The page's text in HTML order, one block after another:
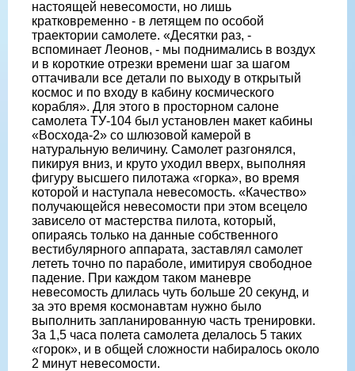
настоящей невесомости, но лишь
кратковременно - в летящем по особой
траектории самолете. «Десятки раз, -
вспоминает Леонов, - мы поднимались в воздух
и в короткие отрезки времени шаг за шагом
оттачивали все детали по выходу в открытый
космос и по входу в кабину космического
корабля». Для этого в просторном салоне
самолета ТУ-104 был установлен макет кабины
«Восхода-2» со шлюзовой камерой в
натуральную величину. Самолет разгонялся,
пикируя вниз, и круто уходил вверх, выполняя
фигуру высшего пилотажа «горка», во время
которой и наступала невесомость. «Качество»
получающейся невесомости при этом всецело
зависело от мастерства пилота, который,
опираясь только на данные собственного
вестибулярного аппарата, заставлял самолет
лететь точно по параболе, имитируя свободное
падение. При каждом таком маневре
невесомость длилась чуть больше 20 секунд, и
за это время космонавтам нужно было
выполнить запланированную часть тренировки.
3а 1,5 часа полета самолета делалось 5 таких
«горок», и в общей сложности набиралось около
2 минут невесомости.